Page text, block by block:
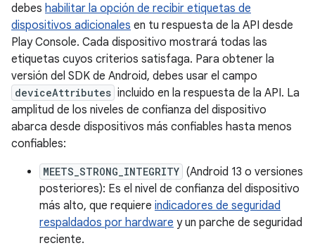
debes habilitar la opción de recibir etiquetas de
dispositivos adicionales en tu respuesta de la API desde
Play Console. Cada dispositivo mostrará todas las
etiquetas cuyos criterios satisfaga. Para obtener la
versión del SDK de Android, debes usar el campo
deviceAttributes incluido en la respuesta de la API. La
amplitud de los niveles de confianza del dispositivo
abarca desde dispositivos más confiables hasta menos
confiables:
MEETS_STRONG_INTEGRITY (Android 13 o versiones
posteriores): Es el nivel de confianza del dispositivo
más alto, que requiere indicadores de seguridad
respaldados por hardware y un parche de seguridad
reciente.